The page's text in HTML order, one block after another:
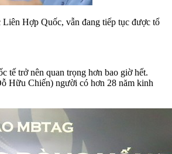
Hợp Quốc, vẫn đang tiếp tục được tổ
tế trở nên quan trọng hơn bao giờ hết.
Hữu Chiến) người có hơn 28 năm kinh